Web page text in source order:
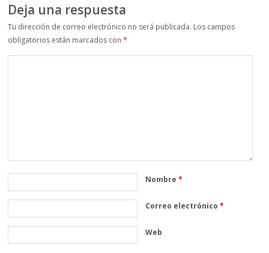
Deja una respuesta
Tu dirección de correo electrónico no será publicada. Los campos
obligatorios están marcados con*
Nombre*
Correo electrónico*
Web